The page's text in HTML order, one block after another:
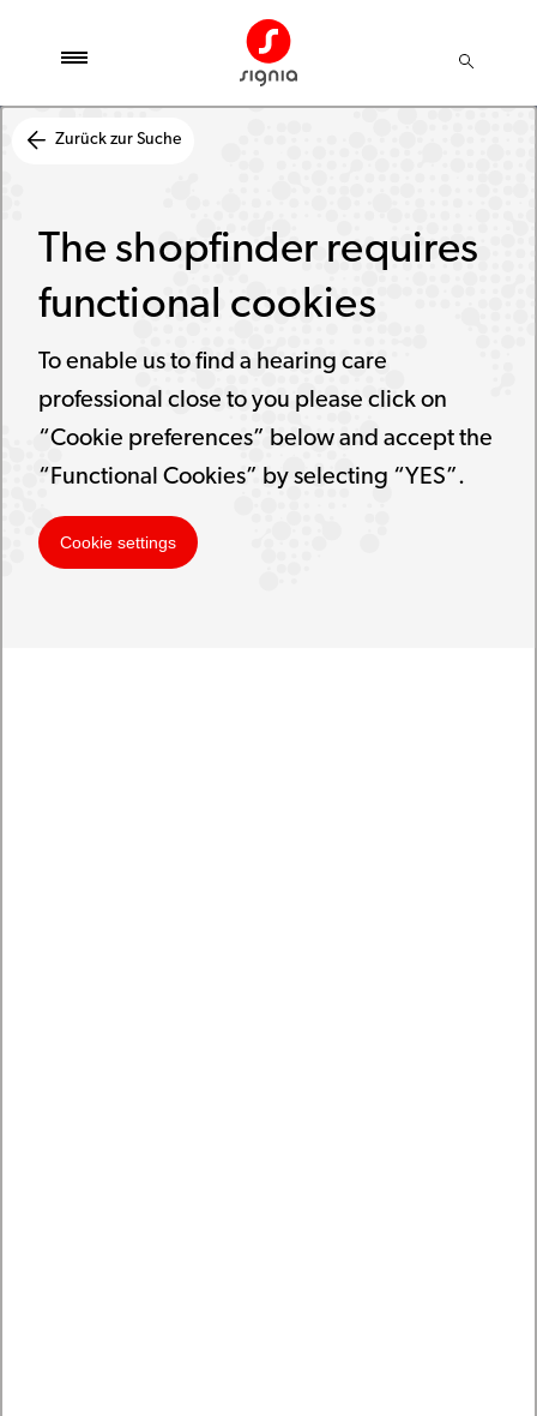
Zurück zur Suche
The shopfinder requires
functional cookies
To enable us to find a hearing care
professional close to you please click on
“Cookie preferences” below and accept the
“Functional Cookies” by selecting “YES”.
Cookie settings